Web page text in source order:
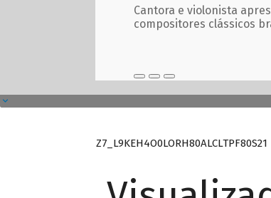
Cantora e violonista
compositores clássicos
Z7_L9KEH4O0LORH80ALCLTPF80S21